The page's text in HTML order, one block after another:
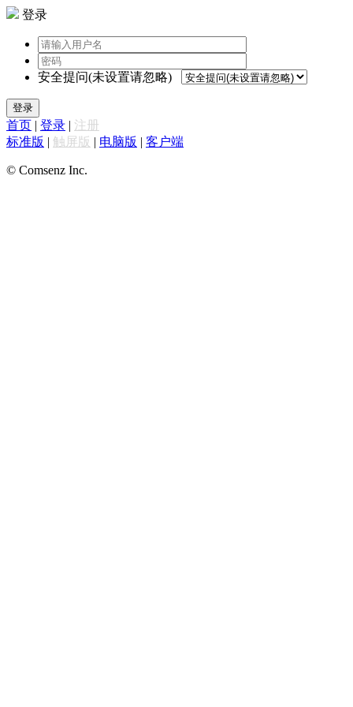
登录
安全提问(未设置请忽略)
登录
首页 | 登录 | 注册
标准版 | 触屏版 | 电脑版 | 客户端
© Comsenz Inc.